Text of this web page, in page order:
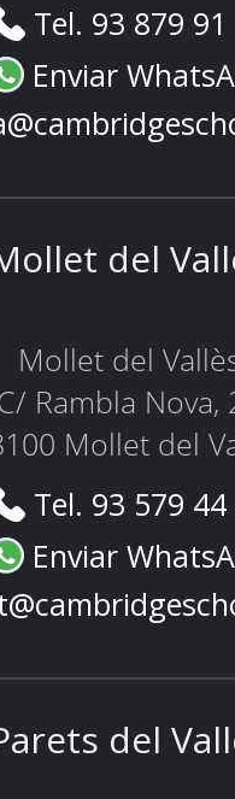
Tel. 93 879
Enviar
del
Mollet del
Rambla Nova,
Mollet del
Tel. 93 579
Enviar
del